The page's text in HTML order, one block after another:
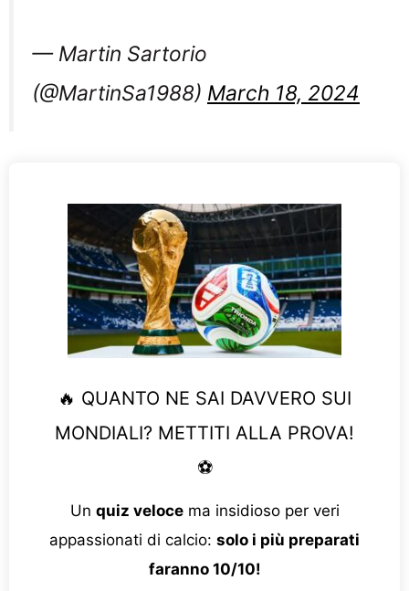
— Martin Sartorio
(@MartinSa1988) March 18, 2024
🔥 QUANTO NE SAI DAVVERO SUI
MONDIALI? METTITI ALLA PROVA!
⚽
Un quiz velocema insidioso per veri
appassionati di calcio: solo i più preparati
faranno 10/10!